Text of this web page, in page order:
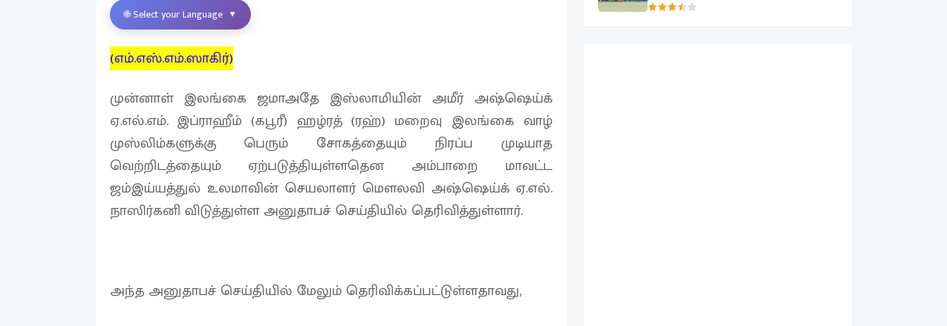
🌐 Select your Language ▼
(எம்.எஸ்.எம்.ஸாகிர்)
முன்னாள் இலங்கை ஜமாஅதே இஸ்லாமியின் அமீர் அஷ்ஷெய்க்
ஏ.எல்.எம். இப்ராஹீம் (கபூரீ) ஹழ்ரத் (ரஹ்) மறைவு இலங்கை வாழ்
முஸ்லிம்களுக்கு பெரும் சோகத்தையும் நிரப்ப முடியாத
வெற்றிடத்தையும் ஏற்படுத்தியுள்ளதென அம்பாறை மாவட்ட
ஜம்இய்யத்துல் உலமாவின் செயலாளர் மௌலவி அஷ்ஷெய்க் ஏ.எல்.
நாஸிர்கனி விடுத்துள்ள அனுதாபச் செய்தியில் தெரிவித்துள்ளார்.
அந்த அனுதாபச் செய்தியில் மேலும் தெரிவிக்கப்பட்டுள்ளதாவது,